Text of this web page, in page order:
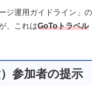
ジ運用ガイドライン」の
、これはGoToトラベル
参加者の提示